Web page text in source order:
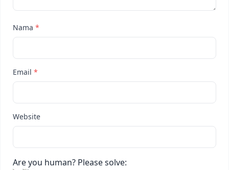
Nama *
Email *
Website
Are you human? Please solve: